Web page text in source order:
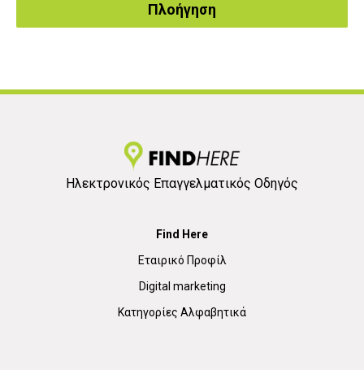
Πλοήγηση
Ηλεκτρονικός Επαγγελματικός Οδηγός
Find Here
Εταιρικό Προφίλ
Digital marketing
Κατηγορίες Αλφαβητικά